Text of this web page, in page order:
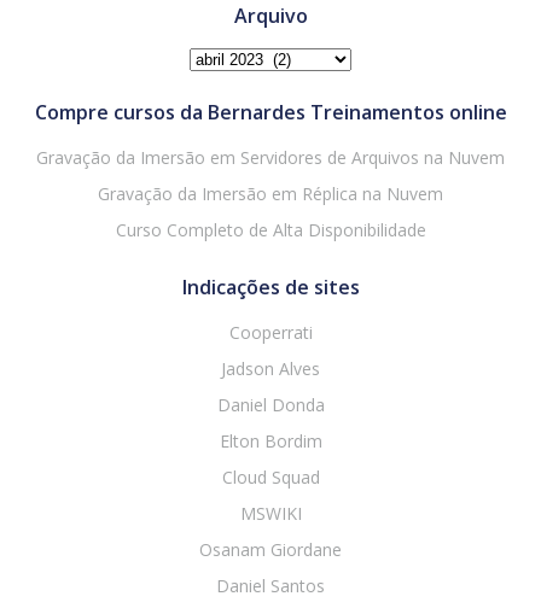
Arquivo
Arquivo
Compre cursos da Bernardes Treinamentos online
Gravação da Imersão em Servidores de Arquivos na Nuvem
Gravação da Imersão em Réplica na Nuvem
Curso Completo de Alta Disponibilidade
Indicações de sites
Cooperrati
Jadson Alves
Daniel Donda
Elton Bordim
Cloud Squad
MSWIKI
Osanam Giordane
Daniel Santos